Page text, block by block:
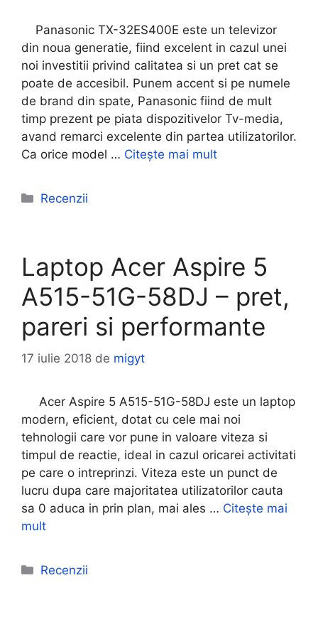
Panasonic TX-32ES400E este un televizor
din noua generatie, fiind excelent in cazul unei
noi investitii privind calitatea si un pret cat se
poate de accesibil. Punem accent si pe numele
de brand din spate, Panasonic fiind de mult
timp prezent pe piata dispozitivelor Tv-media,
avand remarci excelente din partea utilizatorilor.
Ca orice model … Citește mai mult
Categorii
Recenzii
Laptop Acer Aspire 5
A515-51G-58DJ – pret,
pareri si performante
17 iulie 2018 de migyt
Acer Aspire 5 A515-51G-58DJ este un laptop
modern, eficient, dotat cu cele mai noi
tehnologii care vor pune in valoare viteza si
timpul de reactie, ideal in cazul oricarei activitati
pe care o intreprinzi. Viteza este un punct de
lucru dupa care majoritatea utilizatorilor cauta
sa 0 aduca in prin plan, mai ales … Citește mai
mult
Categorii
Recenzii